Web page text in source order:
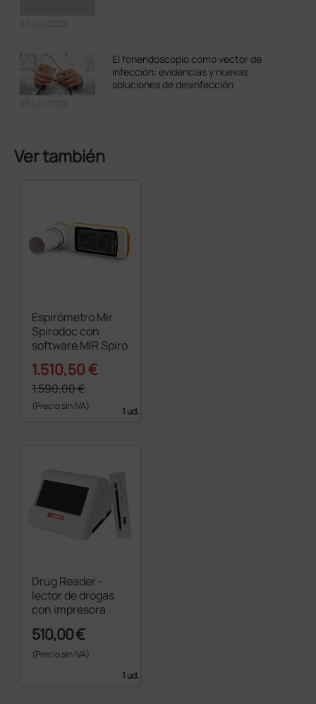
El fonendoscopio como vector de
infección: evidencias y nuevas
soluciones de desinfección
Ver también
Espirómetro Mir
Spirodoc con
software MIR Spiro
1.510,50 €
1.590,00 €
(Precio sin IVA) 1 ud.
Drug Reader -
lector de drogas
con impresora
510,00 €
(Precio sin IVA)
1 ud.